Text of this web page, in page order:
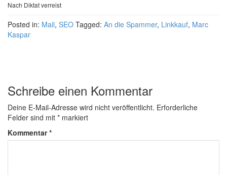
Nach Diktat verreist
Posted in: Mail, SEO Tagged: An die Spammer, Linkkauf, Marc
Kaspar
Schreibe einen Kommentar
Deine E-Mail-Adresse wird nicht veröffentlicht. Erforderliche
Felder sind mit * markiert
Kommentar*